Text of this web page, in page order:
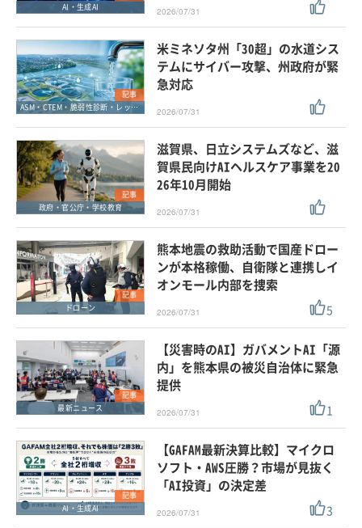
AI・生成AI
2026/07/31
記事
ASM・CTEM・脆弱性診断・レッドチーム
米ミネソタ州「30超」の水道シス
テムにサイバー攻撃、州政府が緊
急対応
2026/07/31
記事
政府・官公庁・学校教育
滋賀県、日立システムズなど、滋
賀県民向けAIヘルスケア事業を20
26年10月開始
2026/07/31
記事
ドローン
熊本地震の救助活動で国産ドロー
ンが本格稼働、自衛隊と連携しイ
オンモール内部を捜索
2026/07/31 5
記事
最新ニュース
【災害時のAI】ガバメントAI「源
内」を熊本県の被災自治体に緊急
提供
2026/07/31 1
記事
AI・生成AI
【GAFAM最新決算比較】マイクロ
ソフト・AWS圧勝？市場が見抜く
「AI投資」の決定差
2026/07/31 3